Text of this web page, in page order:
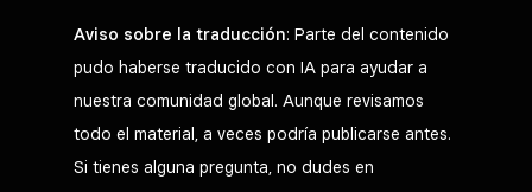
Aviso sobre la traducción: Parte del contenido
pudo haberse traducido con IA para ayudar a
nuestra comunidad global. Aunque revisamos
todo el material, a veces podría publicarse antes.
Si tienes alguna pregunta, no dudes en